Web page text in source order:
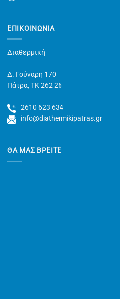
ΕΠΙΚΟΙΝΩΝΊΑ
Διαθερμική
Δ. Γούναρη 170
Πάτρα, TK 262 26
2610 623 634
info@diathermikipatras.gr
ΘΑ ΜΑΣ ΒΡΕΙΤΕ